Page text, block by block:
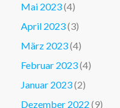
Mai 2023(4)
April 2023(3)
März 2023(4)
Februar 2023(4)
Januar 2023(2)
Dezember 2022 (9)